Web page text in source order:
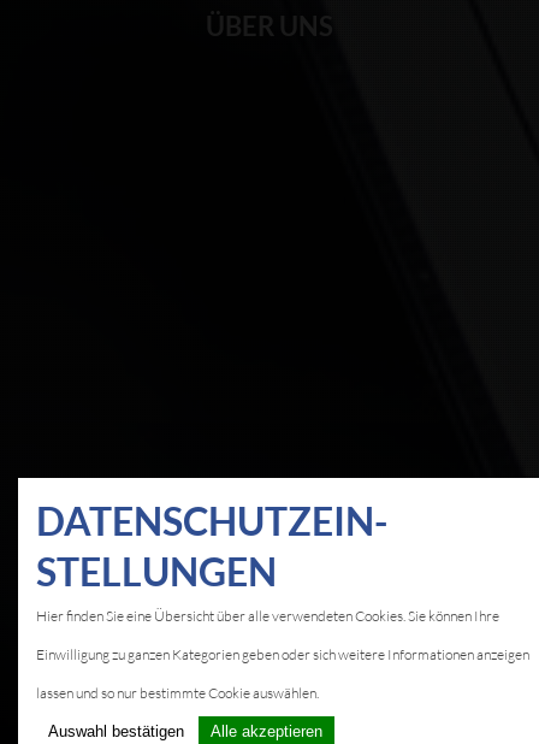
ÜBER UNS
DATEN­SCHUTZ­EIN­
STELLUNGEN
Hier finden Sie eine Übersicht über alle verwendeten Cookies. Sie können Ihre
Einwilligung zu ganzen Kategorien geben oder sich weitere Informationen anzeigen
lassen und so nur bestimmte Cookie auswählen.
Auswahl bestätigen Alle akzeptieren